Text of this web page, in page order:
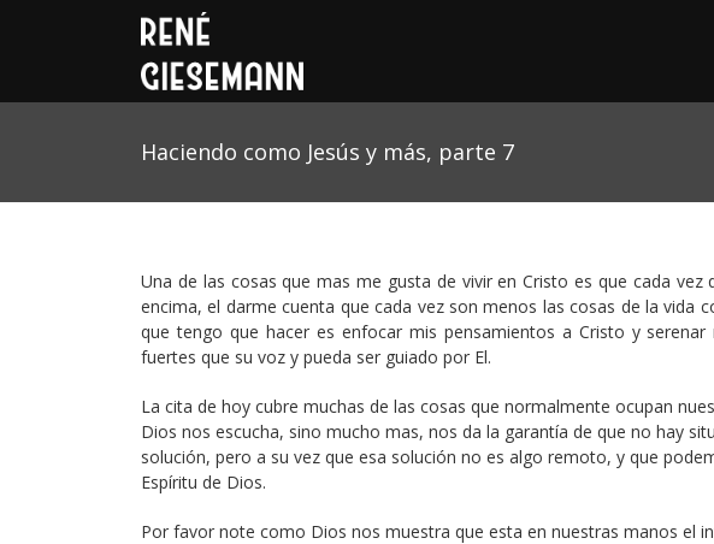
Haciendo como Jesús y más, parte 7
Una de las cosas que mas me gusta de vivir en Cristo es que cada
encima, el darme cuenta que cada vez son menos las cosas de la vida
que tengo que hacer es enfocar mis pensamientos a Cristo y
fuertes que su voz y pueda ser guiado por El.
La cita de hoy cubre muchas de las cosas que normalmente ocupan
Dios nos escucha, sino mucho mas, nos da la garantía de que no hay
solución, pero a su vez que esa solución no es algo remoto, y que
Espíritu de Dios.
Por favor note como Dios nos muestra que esta en nuestras manos el